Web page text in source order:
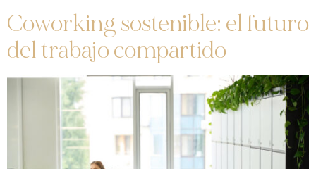
Coworking sostenible: el futuro
del trabajo compartido